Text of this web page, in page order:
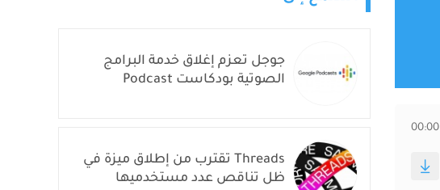
00:00
جوجل تعزم إغلاق خدمة البرامج
الصوتية بودكاست Podcast
Threads تقترب من إطلاق ميزة في
ظل تناقص عدد مستخدميها